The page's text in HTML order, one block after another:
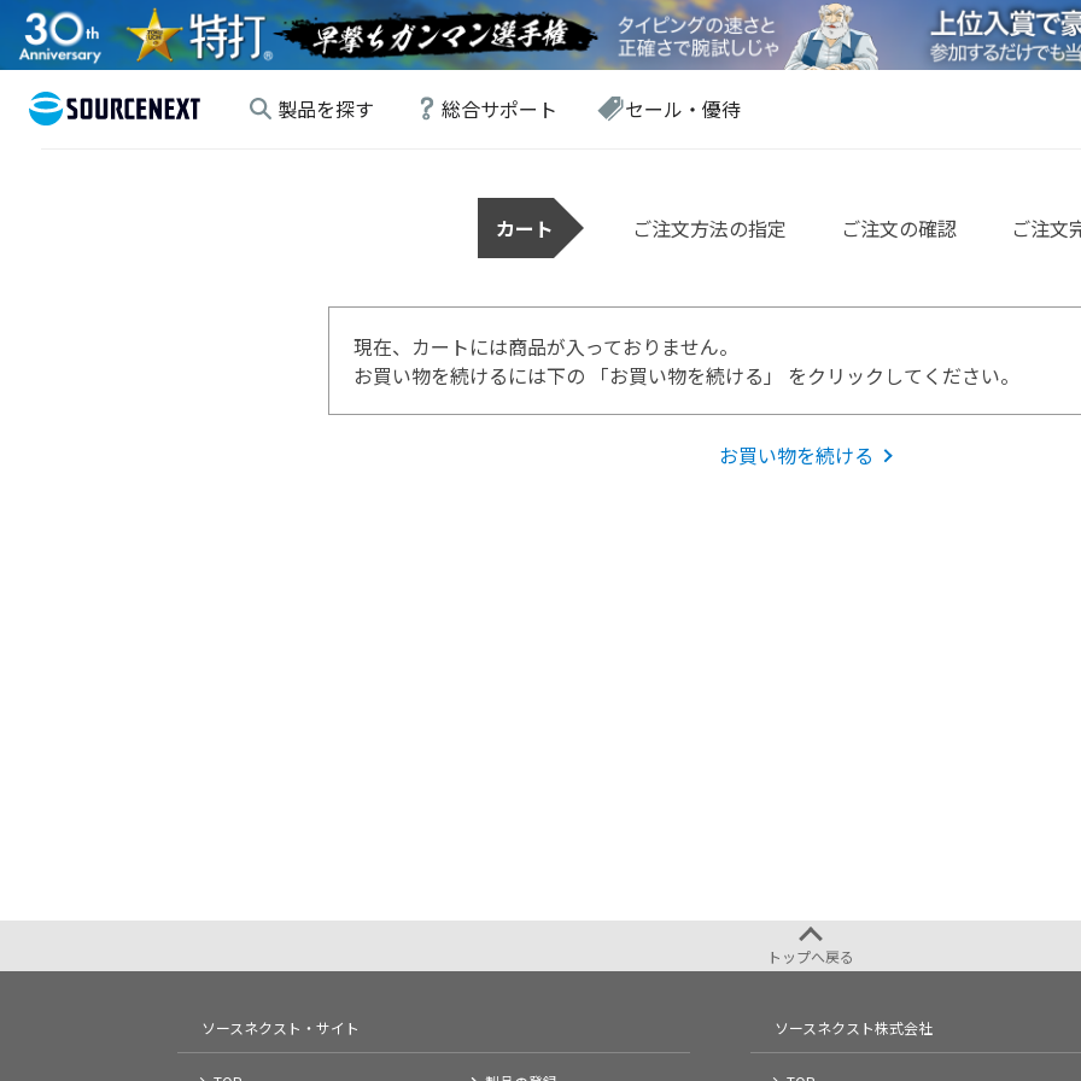
製品を探す 総合サポート セール・優待
カート ご注文方法の指定 ご注文の確認 ご注文
現在、カートには商品が入っておりません。
お買い物を続けるには下の 「お買い物を続ける」 をクリックしてください。
お買い物を続ける
トップへ戻る
ソースネクスト・サイト ソースネクスト株式会社